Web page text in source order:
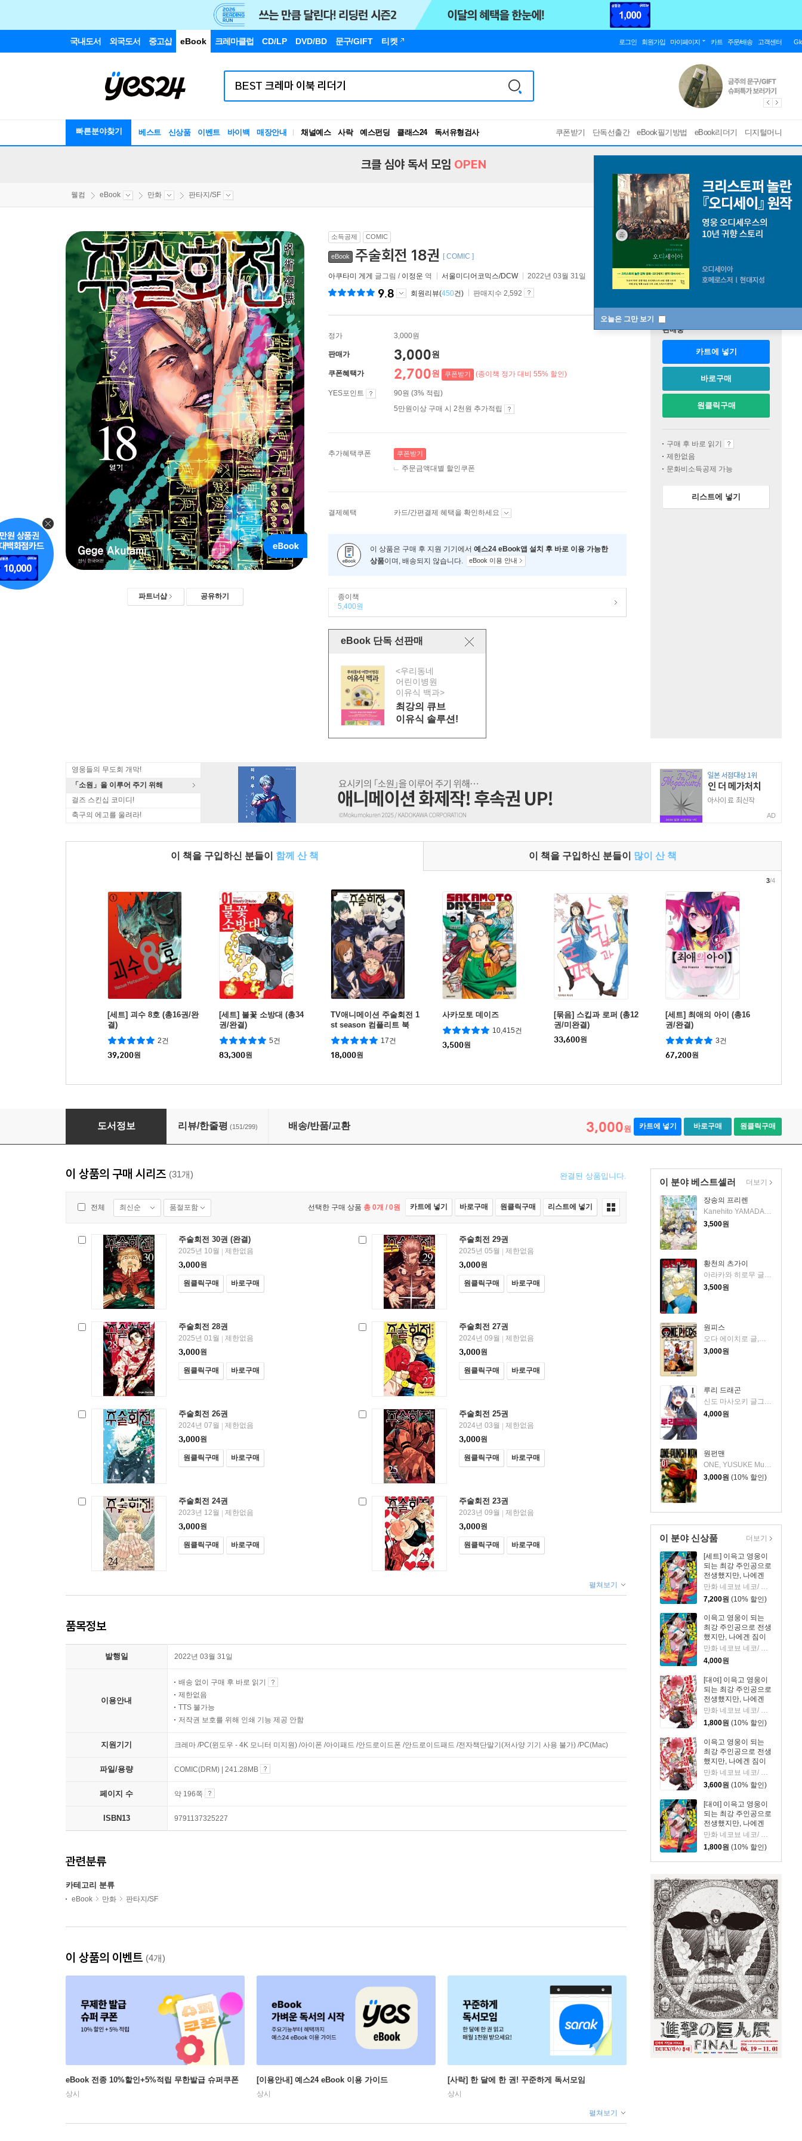
국내도서 외국도서 중고샵 eBook 크레마클럽 CD/LP DVD/BD 문구/GIFT 티켓 로그인 회원가입 마이페이지 카트 주문/배송 고객센터
빠른분야찾기 베스트 신상품 이벤트 바이백 매장안내 채널예스 사락 예스펀딩 클래스24
독서유형검사
RBTI Lab
쿠폰받기 단독선출간 eBook필기방법 eBook리더기 디지털머니
오늘은 그만 보기
크클 심야 독서 모임 OPEN
웰컴 eBook 만화 판타지/SF
파트너샵 공유하기
소득공제 COMIC
eBook 주술회전 18권 [ COMIC ]
아쿠타미 게게 글그림 / 이정운 역 서울미디어코믹스/DCW 2022년 03월 31일
9.8 회원리뷰(450건) 판매지수 2,592
정가 3,000원
판매가 3,000원
쿠폰혜택가 2,700원 쿠폰받기 (종이책 정가 대비 55% 할인)
YES포인트
90원 (3% 적립)
5만원이상 구매 시 2천원 추가적립
추가혜택쿠폰 쿠폰받기
주문금액대별 할인쿠폰
결제혜택 카드/간편결제 혜택을 확인하세요
이 상품은 구매 후 지원 기기에서 예스24 eBook앱 설치 후 바로 이용 가능한
상품이며, 배송되지 않습니다. eBook 이용 안내
종이책
5,400원
eBook 단독 선판매
<우리동네
어린이병원
이유식 백과>
최강의 큐브
이유식 솔루션!
판매중
카트에 넣기
바로구매
원클릭구매
구매 후 바로 읽기
제한없음
문화비소득공제 가능
리스트에 넣기
영웅들의 무도회 개막!
「소원」을 이루어 주기 위해
걸즈 스킨십 코미디!
축구의 에고를 울려라!
AD
이 책을 구입하신 분들이 함께 산 책 이 책을 구입하신 분들이 많이 산 책
[세트] 괴수 8호 (총16권/완
결)
2건
39,200원
[세트] 불꽃 소방대 (총34
권/완결)
5건
83,300원
TV애니메이션 주술회전 1
st season 컴플리트 북
17건
18,000원
사카모토 데이즈
10,415건
3,500원
[묶음] 스킵과 로퍼 (총12
권/미완결)
33,600원
[세트] 최애의 아이 (총16
권/완결)
3건
67,200원
3/4
주술회전 18권
도서정보 리뷰/한줄평 (151/299) 배송/반품/교환 3,000원 카트에 넣기 바로구매 원클릭구매
이 분야 베스트셀러
장송의 프리렌
Kanehito YAMADA, Tsukasa ABE 저
3,500원
황천의 츠가이
아라카와 히로무 글그림
3,500원
원피스
3,000원
루리 드래곤
신도 마사오키 글그림/이루다 역
4,000원
원펀맨
ONE, YUSUKE Murata 저
3,000원 (10% 할인)
더보기
이 분야 신상품
[세트] 이윽고 영웅이
되는 최강 주인공으로
전생했지만, 나에겐
짐이 무거웠던 것 같
습니다 (총2권/미완
결)
7,200원 (10% 할인)
이윽고 영웅이 되는
최강 주인공으로 전생
했지만, 나에겐 짐이
무거웠던 것 같습니다
만화 네코뵤 네코/ 원작 사카이시 유사쿠 저
4,000원
[대여] 이윽고 영웅이
되는 최강 주인공으로
전생했지만, 나에겐
짐이 무거웠던 것 같
습니다 02권
만화 네코뵤 네코/ 원작 사카이시 유사쿠 저
1,800원 (10% 할인)
이윽고 영웅이 되는
최강 주인공으로 전생
했지만, 나에겐 짐이
무거웠던 것 같습니다
02권
만화 네코뵤 네코/ 원작 사카이시 유사쿠 저
3,600원 (10% 할인)
[대여] 이윽고 영웅이
되는 최강 주인공으로
전생했지만, 나에겐
짐이 무거웠던 것 같
습니다 01권
만화 네코뵤 네코/ 원작 사카이시 유사쿠 저
1,800원 (10% 할인)
더보기
이 상품의 구매 시리즈 (31개) 완결된 상품입니다.
전체 최신순 품절포함 선택한 구매 상품 총 0개 / 0원 카트에 넣기 바로구매 원클릭구매 리스트에 넣기
주술회전 30권 (완결)
2025년 10월
제한없음
3,000원
원클릭구매 바로구매
주술회전 29권
2025년 05월
제한없음
3,000원
원클릭구매 바로구매
주술회전 28권
2025년 01월
제한없음
3,000원
원클릭구매 바로구매
주술회전 27권
2024년 09월
제한없음
3,000원
원클릭구매 바로구매
주술회전 26권
2024년 07월
제한없음
3,000원
원클릭구매 바로구매
주술회전 25권
2024년 03월
제한없음
3,000원
원클릭구매 바로구매
주술회전 24권
2023년 12월
제한없음
3,000원
원클릭구매 바로구매
주술회전 23권
2023년 09월
제한없음
3,000원
원클릭구매 바로구매
펼쳐보기
품목정보
발행일 2022년 03월 31일
이용안내
배송 없이 구매 후 바로 읽기
제한없음
TTS 불가능
저작권 보호를 위해 인쇄 기능 제공 안함
지원기기 크레마 /PC(윈도우 - 4K 모니터 미지원) /아이폰 /아이패드 /안드로이드폰 /안드로이드패드 /전자책단말기(저사양 기기 사용 불가) /PC(Mac)
파일/용량 COMIC(DRM) | 241.28MB
페이지 수 약 196쪽
ISBN13 9791137325227
관련분류
카테고리 분류
eBook 만화 판타지/SF
이 상품의 이벤트 (4개)
eBook 전종 10%할인+5%적립 무한발급 슈퍼쿠폰
상시
[이용안내] 예스24 eBook 이용 가이드
상시
[사락] 한 달에 한 권! 꾸준하게 독서모임
상시
펼쳐보기